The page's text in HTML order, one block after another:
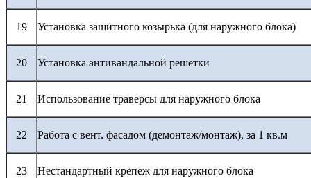
19 Установка защитного козырька (для наружного блока)
20 Установка антивандальной решетки
21 Использование траверсы для наружного блока
22 Работа с вент. фасадом (демонтаж/монтаж), за 1 кв.м
23 Нестандартный крепеж для наружного блока